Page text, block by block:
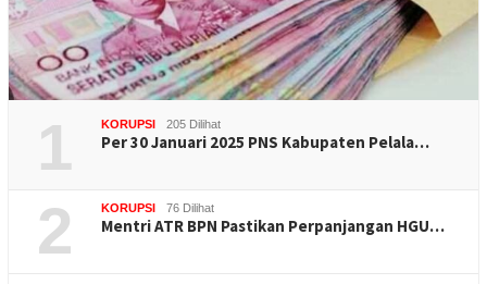
1 KORUPSI 205 Dilihat
Per 30 Januari 2025 PNS Kabupaten Pelala…
2 KORUPSI 76 Dilihat
Mentri ATR BPN Pastikan Perpanjangan HGU…